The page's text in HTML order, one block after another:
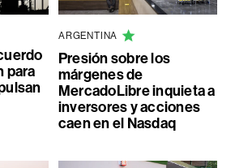
para
ARGENTINA
Presión sobre los
márgenes de
MercadoLibre inquieta a
inversores y acciones
caen en el Nasdaq